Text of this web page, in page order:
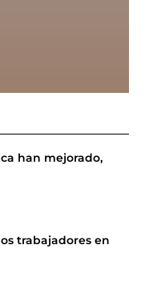
han mejorado,
trabajadores en